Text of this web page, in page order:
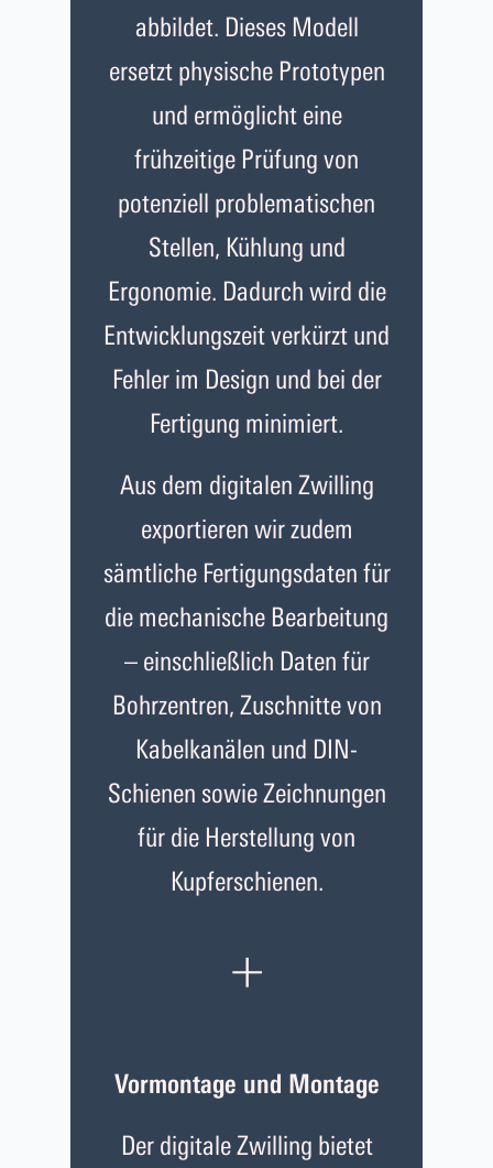
abbildet. Dieses Modell
ersetzt physische Prototypen
und ermöglicht eine
frühzeitige Prüfung von
potenziell problematischen
Stellen, Kühlung und
Ergonomie. Dadurch wird die
Entwicklungszeit verkürzt und
Fehler im Design und bei der
Fertigung minimiert.
Aus dem digitalen Zwilling
exportieren wir zudem
sämtliche Fertigungsdaten für
die mechanische Bearbeitung
– einschließlich Daten für
Bohrzentren, Zuschnitte von
Kabelkanälen und DIN-
Schienen sowie Zeichnungen
für die Herstellung von
Kupferschienen.
+
Vormontage und Montage
Der digitale Zwilling bietet